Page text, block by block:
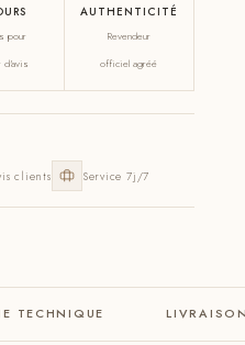
pour
d'avis
AUTHENTICITÉ
Revendeur
officiel agréé
clients
Service 7j/7
TECHNIQUE